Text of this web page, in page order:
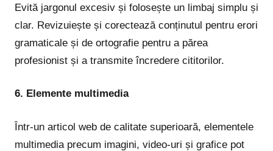
Evită jargonul excesiv și folosește un limbaj simplu și
clar. Revizuiește și corectează conținutul pentru erori
gramaticale și de ortografie pentru a părea
profesionist și a transmite încredere cititorilor.
6. Elemente multimedia
Într-un articol web de calitate superioară, elementele
multimedia precum imagini, video-uri și grafice pot